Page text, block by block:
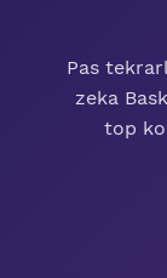
Pas
zeka
top